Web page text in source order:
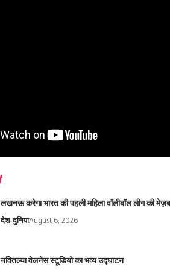
लखनऊ करेगा भारत की पहली महिला वॉलीबॉल लीग की
देश-दुनियाAugust 6, 2026
नवितल्या वेलनेस स्टूडियो का भव्य उद्घाटन